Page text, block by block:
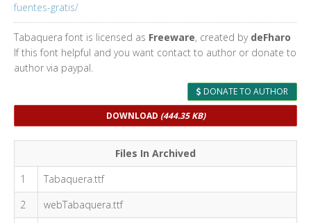
fuentes-gratis/
Tabaquera font is licensed as Freeware, created by deFharo
If this font helpful and you want contact to author or donate to
author via paypal.
DONATE TO AUTHOR
DOWNLOAD (444.35 KB)
Files In Archived
1
Tabaquera.ttf
2
webTabaquera.ttf